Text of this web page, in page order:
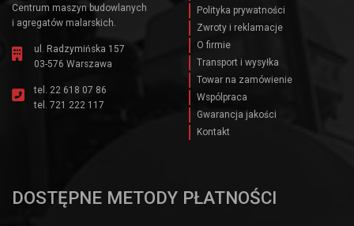
Centrum maszyn budowlanych
i agregatów malarskich.
ul. Radzymińska 157
03-576 Warszawa
tel. 22 618 07 86
tel. 721 222 117
Polityka prywatności
Zwroty i reklamacje
O firmie
Transport i wysyłka
Towar na zamówienie
Wspólpraca
Gwarancja jakości
Kontakt
DOSTĘPNE METODY PŁATNOŚCI